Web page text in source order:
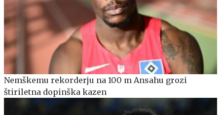
Nemškemu rekorderju na 100 m Ansahu grozi
štiriletna dopinška kazen